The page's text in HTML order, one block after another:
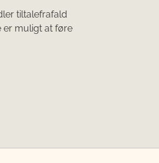
tiltalefrafald
er muligt at føre